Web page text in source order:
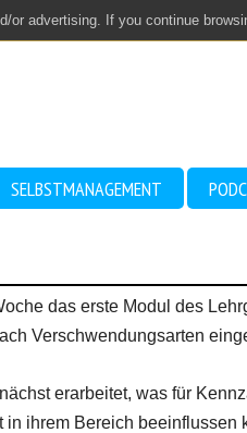
advertising. If you continue
SELBSTMANAGEMENT
das erste Modul des
Verschwendungsarten
erarbeitet, was für
ihrem Bereich beeinflussen